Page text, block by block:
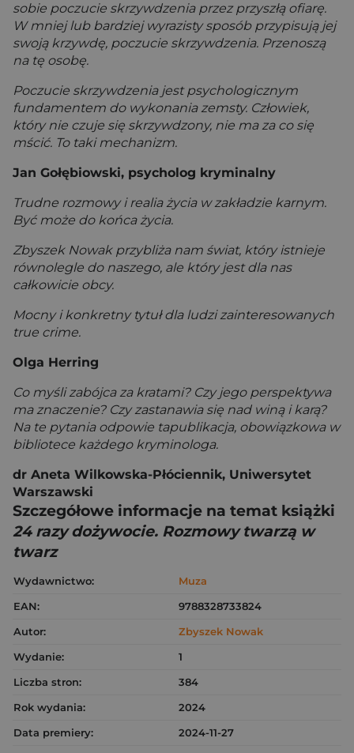
sobie poczucie skrzywdzenia przez przyszłą ofiarę.
W mniej lub bardziej wyrazisty sposób przypisują jej
swoją krzywdę, poczucie skrzywdzenia. Przenoszą
na tę osobę.
Poczucie skrzywdzenia jest psychologicznym
fundamentem do wykonania zemsty. Człowiek,
który nie czuje się skrzywdzony, nie ma za co się
mścić. To taki mechanizm.
Jan Gołębiowski, psycholog kryminalny
Trudne rozmowy i realia życia w zakładzie karnym.
Być może do końca życia.
Zbyszek Nowak przybliża nam świat, który istnieje
równolegle do naszego, ale który jest dla nas
całkowicie obcy.
Mocny i konkretny tytuł dla ludzi zainteresowanych
true crime.
Olga Herring
Co myśli zabójca za kratami? Czy jego perspektywa
ma znaczenie? Czy zastanawia się nad winą i karą?
Na te pytania odpowie tapublikacja, obowiązkowa w
bibliotece każdego kryminologa.
dr Aneta Wilkowska-Płóciennik, Uniwersytet
Warszawski
Szczegółowe informacje na temat książki
24 razy dożywocie. Rozmowy twarzą w
twarz
Wydawnictwo:
Muza
EAN:
9788328733824
Autor:
Zbyszek Nowak
Wydanie:
1
Liczba stron:
384
Rok wydania:
2024
Data premiery:
2024-11-27